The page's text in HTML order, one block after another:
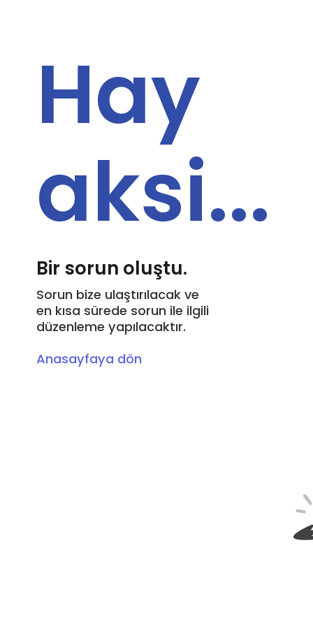
Hay
aksi...
Bir sorun oluştu.
Sorun bize ulaştırılacak ve
en kısa sürede sorun ile ilgili
düzenleme yapılacaktır.
Anasayfaya dön